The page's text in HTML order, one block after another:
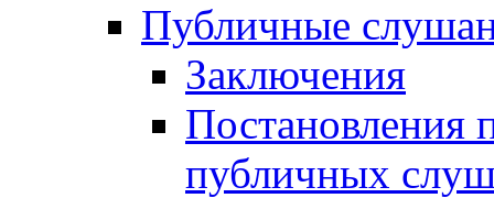
Публичные
Заключения
Постановления
публичных